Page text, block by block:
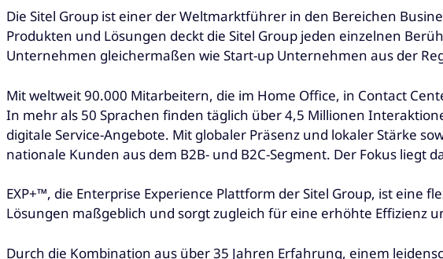
Die Sitel Group ist einer der Weltmarktführer in den Bereichen
Produkten und Lösungen deckt die Sitel Group jeden einzelnen
Unternehmen gleichermaßen wie Start-up Unternehmen aus der
Mit weltweit 90.000 Mitarbeitern, die im Home Office, in Contact
In mehr als 50 Sprachen finden täglich über 4,5 Millionen
digitale Service-Angebote. Mit globaler Präsenz und lokaler Stärke
nationale Kunden aus dem B2B- und B2C-Segment. Der Fokus
EXP+™, die Enterprise Experience Plattform der Sitel Group, ist eine
Lösungen maßgeblich und sorgt zugleich für eine erhöhte Effizienz
Durch die Kombination aus über 35 Jahren Erfahrung, einem